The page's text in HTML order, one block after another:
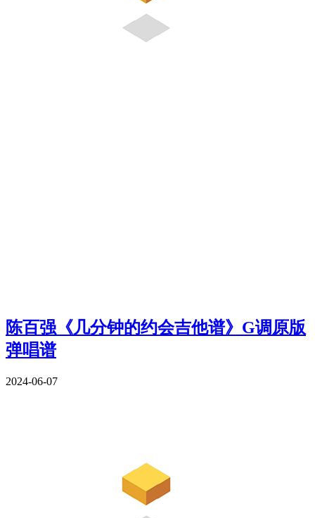
陈百强《几分钟的约会吉他谱》G调原版
弹唱谱
2024-06-07